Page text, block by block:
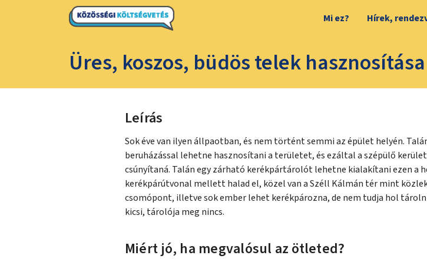
Mi ez? Hírek,
Üres, koszos, büdös telek
Leírás
Sok éve van ilyen állpaotban, és nem történt semmi az épület helyén.
beruházással lehetne hasznosítani a területet, és ezáltal a szépülő
csúnyítaná. Talán egy zárható kerékpártárolót lehetne kialakítani ezen a
kerékpárútvonal mellett halad el, közel van a Széll Kálmán tér mint
csomópont, illetve sok ember lehet kerékpározna, de nem tudja hol
kicsi, tárolója meg nincs.
Miért jó, ha megvalósul az ötleted?